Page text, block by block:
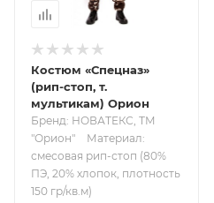
Костюм «Спецназ»
(рип-стоп, т.
мультикам) Орион
Бренд: НОВАТЕКС, ТМ
"Орион"
Материал:
смесовая рип-стоп (80%
ПЭ, 20% хлопок, плотность
150 гр/кв.м)